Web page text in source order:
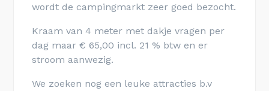
wordt de campingmarkt zeer goed bezocht.
Kraam van 4 meter met dakje vragen per
dag maar € 65,00 incl. 21 % btw en er
stroom aanwezig.
We zoeken nog een leuke attracties b.v